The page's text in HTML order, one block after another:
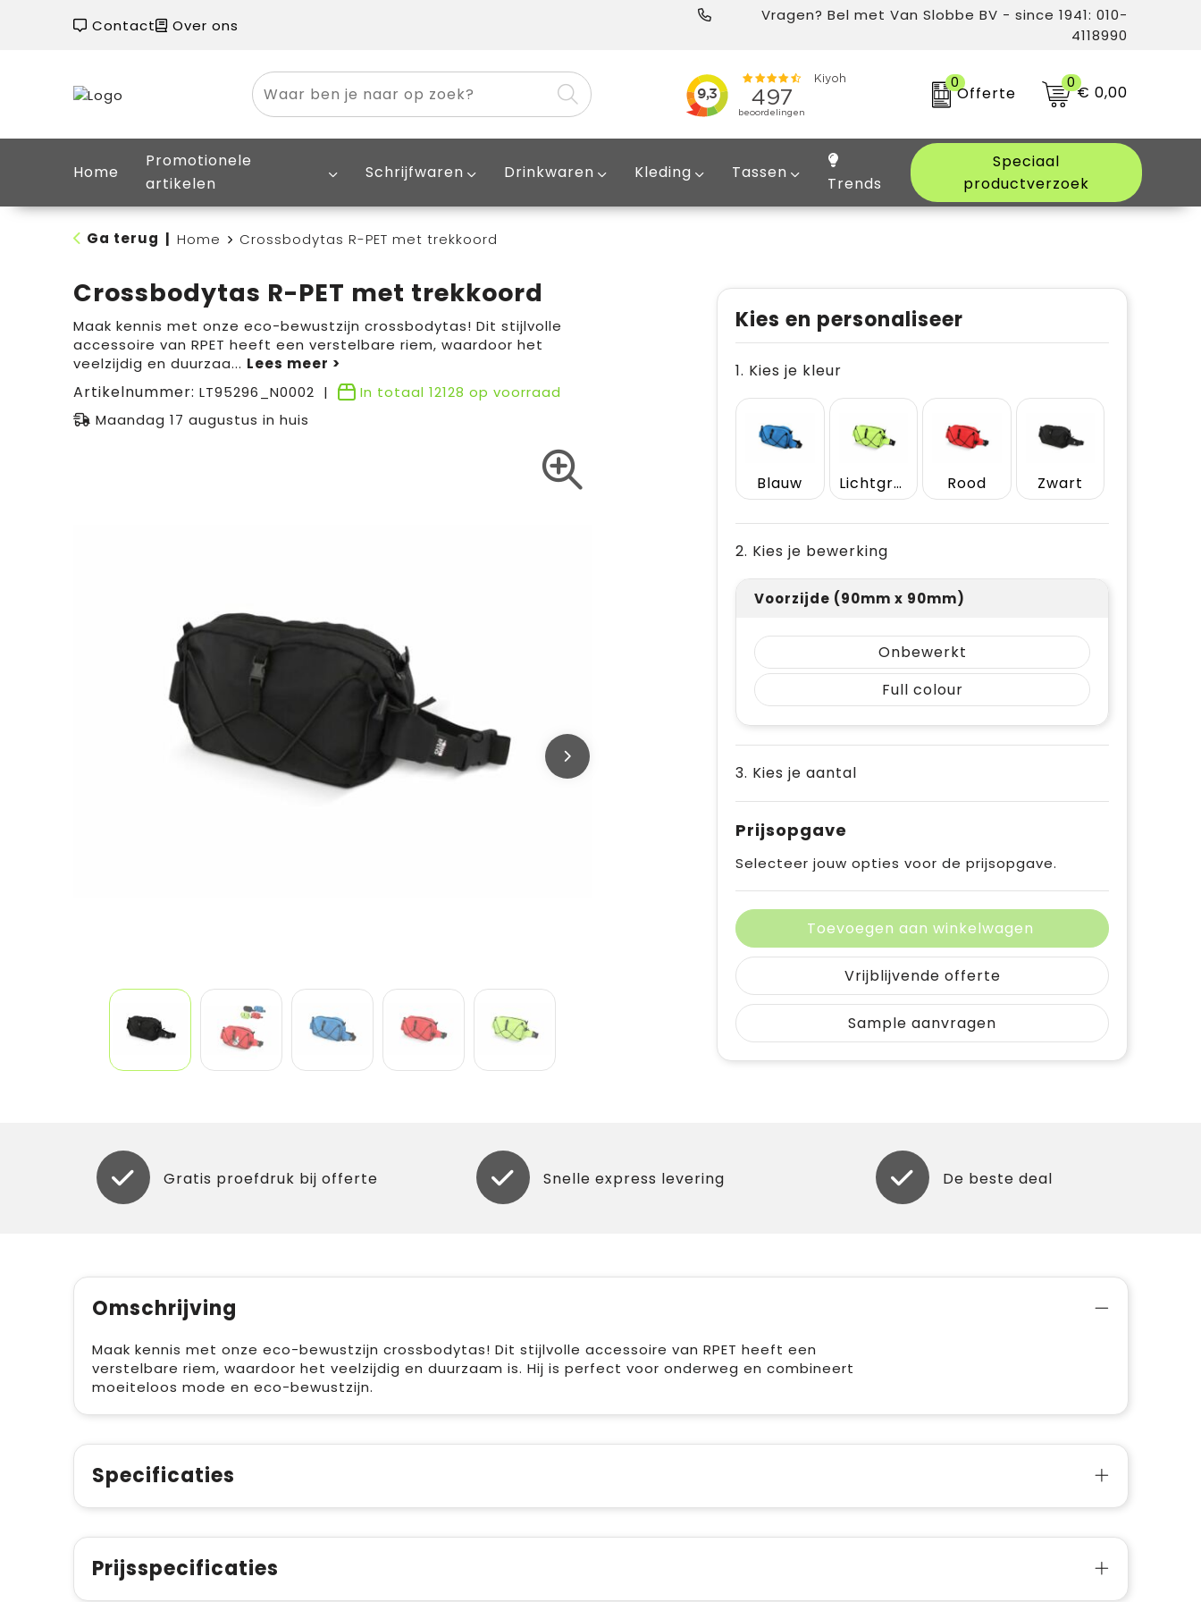
Contact Over ons
Vragen? Bel met Van Slobbe BV - since 1941: 010-
4118990
0
Offerte
0€ 0,00
Home
Promotionele
artikelen
Schrijfwaren Drinkwaren Kleding Tassen
Trends
Speciaal
productverzoek
Ga terug Home Crossbodytas R-PET met trekkoord
Crossbodytas R-PET met trekkoord
Maak kennis met onze eco-bewustzijn crossbodytas! Dit stijlvolle
accessoire van RPET heeft een verstelbare riem, waardoor het
veelzijdig en duurzaa...
Artikelnummer: LT95296_N0002 In totaal 12128 op voorraad
Maandag 17 augustus in huis
Kies en personaliseer
1. Kies je kleur
Blauw Lichtgroen Rood Zwart
2. Kies je bewerking
Voorzijde (90mm x 90mm)
Onbewerkt
Full colour
3. Kies je aantal
Prijsopgave
Selecteer jouw opties voor de prijsopgave.
Toevoegen aan winkelwagen
Vrijblijvende offerte
Sample aanvragen
Gratis proefdruk bij offerte Snelle express levering De beste deal
Omschrijving
Maak kennis met onze eco-bewustzijn crossbodytas! Dit stijlvolle accessoire van RPET heeft een
verstelbare riem, waardoor het veelzijdig en duurzaam is. Hij is perfect voor onderweg en combineert
moeiteloos mode en eco-bewustzijn.
Specificaties
Prijsspecificaties